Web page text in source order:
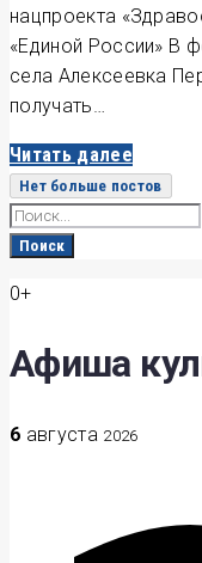
нацпроекта
«Единой России» В
села Алексеевка
получать…
Читать далее
Нет больше постов
Search
for:
Поиск
0+
Афиша
6 августа 2026